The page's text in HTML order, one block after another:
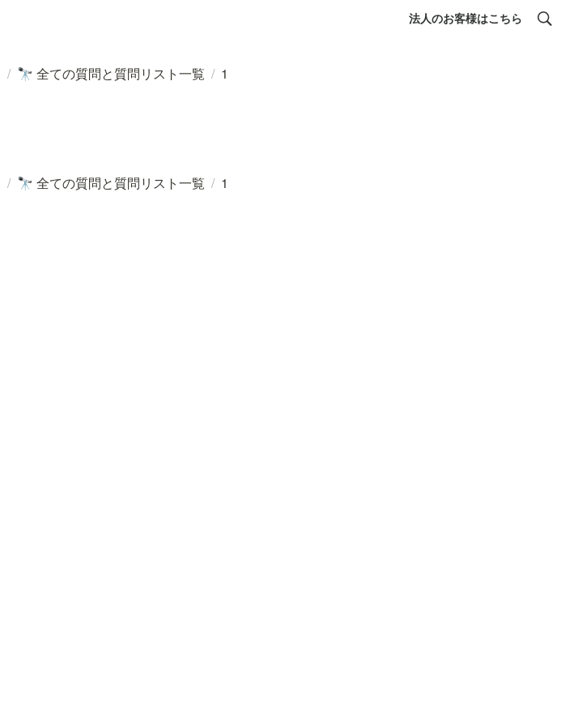
法人のお客様はこちら
/ 🔭 全ての質問と質問リスト一覧 / 1
/ 🔭 全ての質問と質問リスト一覧 / 1